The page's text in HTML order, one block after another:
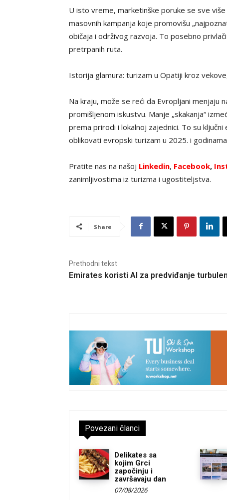
U isto vreme, marketinške poruke se sve
masovnih kampanja koje promovišu
običaja i održivog razvoja. To posebno
pretrpanih ruta.
Istorija glamura: turizam u Opatiji kroz
Na kraju, može se reći da Evropljani menjaju
promišljenom iskustvu. Manje „skakanja“
prema prirodi i lokalnoj zajednici. To su
oblikovati evropski turizam u 2025. i
Pratite nas na našoj Linkedin, Facebook,
zanimljivostima iz turizma i ugostiteljstva.
Share
Prethodni tekst
Emirates koristi AI za predviđanje
Povezani članci
Delikates sa
kojim Grci
započinju i
završavaju dan
07/08/2026